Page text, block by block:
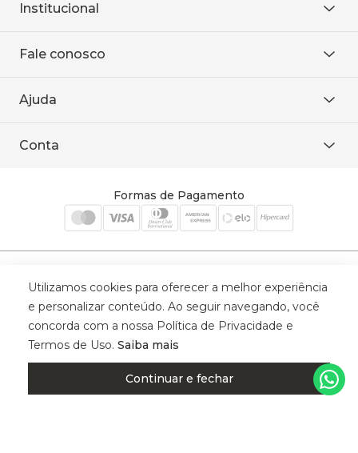
Institucional
Onde encontrar
Baixe o APP
Fale conosco
WhatsApp
Ajuda
Política de entrega
Conta
Cadastre-se
Formas de Pagamento
| CNPJ: 59.907.634/0001-75 | Rua Santa Augusta, 409 - Vila
Utilizamos cookies para oferecer a melhor experiência
e personalizar conteúdo. Ao seguir navegando, você
concorda com a nossa Política de Privacidade e
Termos de Uso. Saiba mais
Continuar e fechar